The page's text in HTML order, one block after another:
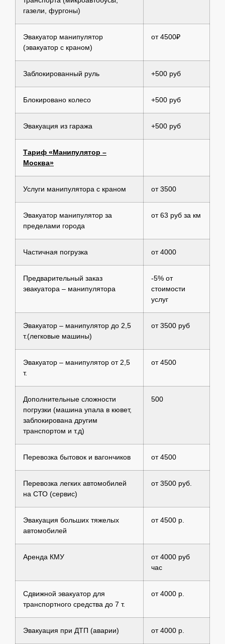
газели, фургоны)
Эвакуатор манипулятор
(эвакуатор с краном)
от 4500₽
Заблокированный руль +500 руб
Блокировано колесо +500 руб
Эвакуация из гаража +500 руб
Тариф «Манипулятор –
Москва»
Услуги манипулятора с краном от 3500
Эвакуатор манипулятор за
пределами города
от 63 руб за км
Частичная погрузка от 4000
Предварительный заказ
эвакуатора – манипулятора
-5% от
стоимости
услуг
Эвакуатор – манипулятор до 2,5
т.(легковые машины)
от 3500 руб
Эвакуатор – манипулятор от 2,5
т.
от 4500
Дополнительные сложности
погрузки (машина упала в кювет,
заблокирована другим
транспортом и т.д)
500
Перевозка бытовок и вагончиков от 4500
Перевозка легких автомобилей
на СТО (сервис)
от 3500 руб.
Эвакуация больших тяжелых
автомобилей
от 4500 р.
Аренда КМУ
от 4000 руб
час
Сдвижной эвакуатор для
транспортного средства до 7 т.
от 4000 р.
Эвакуация при ДТП (аварии) от 4000 р.